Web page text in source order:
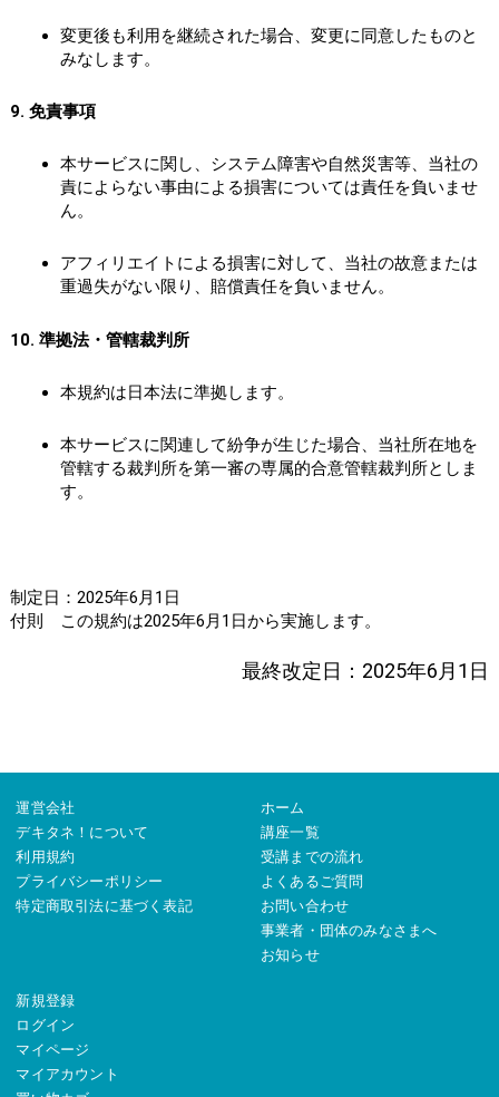
変更後も利用を継続された場合、変更に同意したものと
みなします。
9. 免責事項
本サービスに関し、システム障害や自然災害等、当社の
責によらない事由による損害については責任を負いませ
ん。
アフィリエイトによる損害に対して、当社の故意または
重過失がない限り、賠償責任を負いません。
10. 準拠法・管轄裁判所
本規約は日本法に準拠します。
本サービスに関連して紛争が生じた場合、当社所在地を
管轄する裁判所を第一審の専属的合意管轄裁判所としま
す。
制定日：2025年6月1日
付則 この規約は2025年6月1日から実施します。
最終改定日：2025年6月1日
運営会社
デキタネ！について
利用規約
プライバシーポリシー
特定商取引法に基づく表記
ホーム
講座一覧
受講までの流れ
よくあるご質問
お問い合わせ
事業者・団体のみなさまへ
お知らせ
新規登録
ログイン
マイページ
マイアカウント